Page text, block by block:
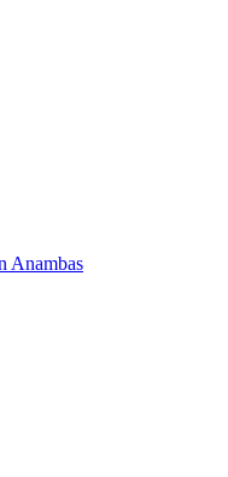
Anambas